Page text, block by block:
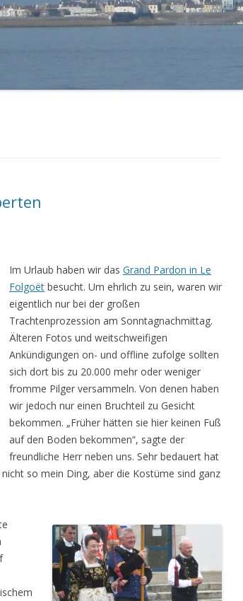
Im Urlaub haben wir das Grand Pardon in Le
Folgoët besucht. Um ehrlich zu sein, waren wir
eigentlich nur bei der großen
Trachtenprozession am Sonntagnachmittag.
Älteren Fotos und weitschweifigen
Ankündigungen on- und offline zufolge sollten
sich dort bis zu 20.000 mehr oder weniger
fromme Pilger versammeln. Von denen haben
wir jedoch nur einen Bruchteil zu Gesicht
bekommen. „Früher hätten sie hier keinen Fuß
auf den Boden bekommen“, sagte der
freundliche Herr neben uns. Sehr bedauert hat
so mein Ding, aber die Kostüme sind ganz